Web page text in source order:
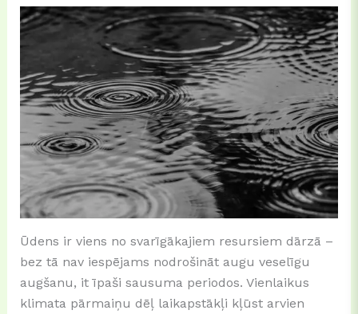
Ūdens ir viens no svarīgākajiem resursiem dārzā –
bez tā nav iespējams nodrošināt augu veselīgu
augšanu, it īpaši sausuma periodos. Vienlaikus
klimata pārmaiņu dēļ laikapstākļi kļūst arvien